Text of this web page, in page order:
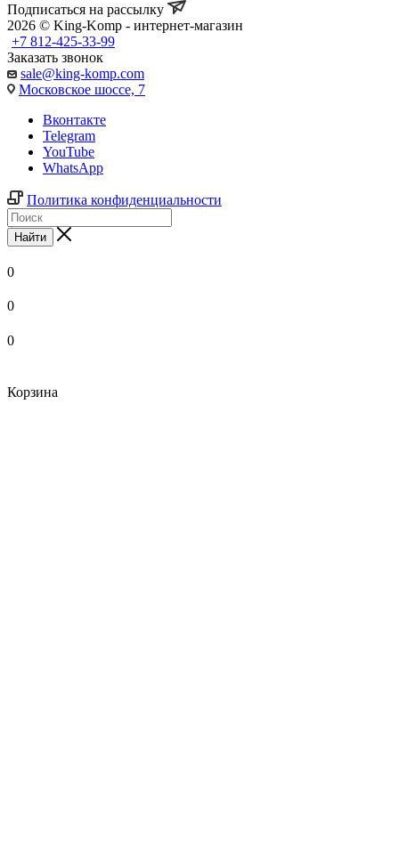
Подписаться на рассылку
2026 © King-Komp - интернет-магазин
+7 812-425-33-99
Заказать звонок
sale@king-komp.com
Московское шоссе, 7
Вконтакте
Telegram
YouTube
WhatsApp
Политика конфиденциальности
Найти
0
0
0
Корзина